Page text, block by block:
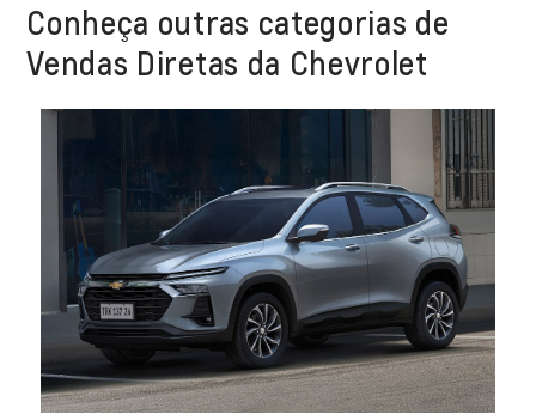
Conheça outras categorias de
Vendas Diretas da Chevrolet